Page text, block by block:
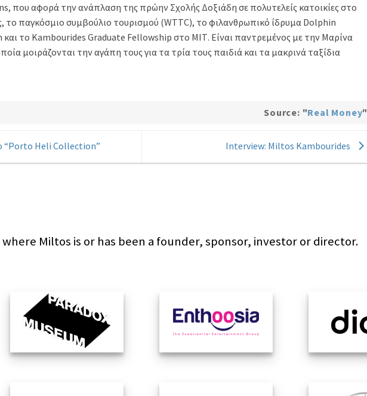
που αφορά την ανάπλαση της πρώην Σχολής Δοξιάδη σε πολυτελείς κατοικίες στο
το παγκόσμιο συμβούλιο τουρισμού (WTTC), το φιλανθρωπικό ίδρυμα Dolphin
το Kambourides Graduate Fellowship στο ΜΙΤ. Είναι παντρεμένος με την Μαρίνα
μοιράζονται την αγάπη τους για τα τρία τους παιδιά και τα μακρινά ταξίδια
Source: "Real Money"
“Porto Heli Collection” Interview: Miltos Kambourides
Miltos is or has been a founder, sponsor, investor or director.